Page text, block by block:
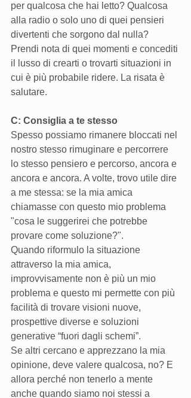
per qualcosa che hai letto? Qualcosa
alla radio o solo uno di quei pensieri
divertenti che sorgono dal nulla?
Prendi nota di quei momenti e concediti
il lusso di crearti o trovarti situazioni in
cui è più probabile ridere. La risata è
salutare.
C: Consiglia a te stesso
Spesso possiamo rimanere bloccati nel
nostro stesso rimuginare e percorrere
lo stesso pensiero e percorso, ancora e
ancora e ancora. A volte, trovo utile dire
a me stessa: se la mia amica
chiamasse con questo mio problema
"cosa le suggerirei che potrebbe
provare come soluzione?".
Quando riformulo la situazione
attraverso la mia amica,
improvvisamente non è più un mio
problema e questo mi permette con più
facilità di trovare visioni nuove,
prospettive diverse e soluzioni
generative “fuori dagli schemi”.
Se altri cercano e apprezzano la mia
opinione, deve valere qualcosa, no? E
allora perché non tenerlo a mente
anche quando siamo noi stessi a